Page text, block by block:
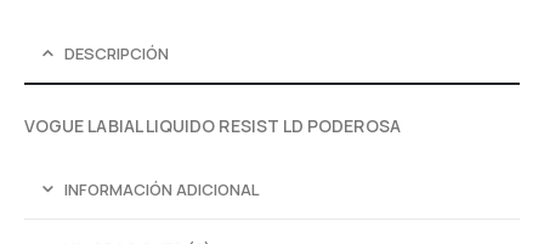
DESCRIPCIÓN
VOGUE LABIAL LIQUIDO RESIST LD PODEROSA
INFORMACIÓN ADICIONAL